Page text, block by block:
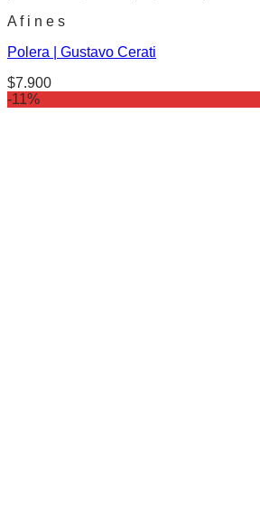
A f i n e s
Polera | Gustavo Cerati
$7.900
-11%